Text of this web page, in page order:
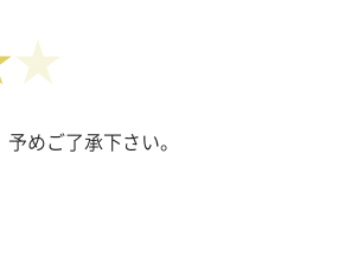
めご了承下さい。